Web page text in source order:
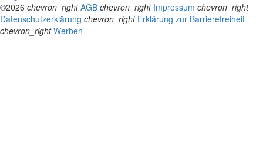
©2026 chevron_right AGB chevron_right Impressum chevron_right
Datenschutzerklärung chevron_right Erklärung zur Barrierefreiheit
chevron_right Werben